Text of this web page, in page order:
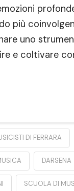
più
uno
e coltivare
DI FERRARA
DARSENA
SCUOLA DI